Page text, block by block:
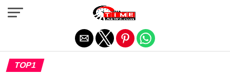
TOP1
Exit mobile version